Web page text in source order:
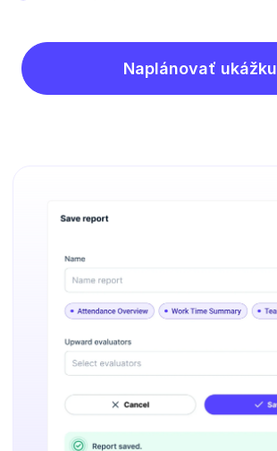
Naplánovať ukážku